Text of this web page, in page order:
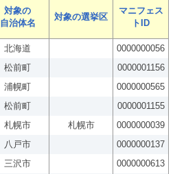
対象の
自治体名
対象の選挙区
マニフェス
トID
北海道
0000000056
松前町
0000001156
浦幌町
0000000565
松前町
0000001155
札幌市 札幌市
0000000039
八戸市
0000000137
三沢市
0000000613